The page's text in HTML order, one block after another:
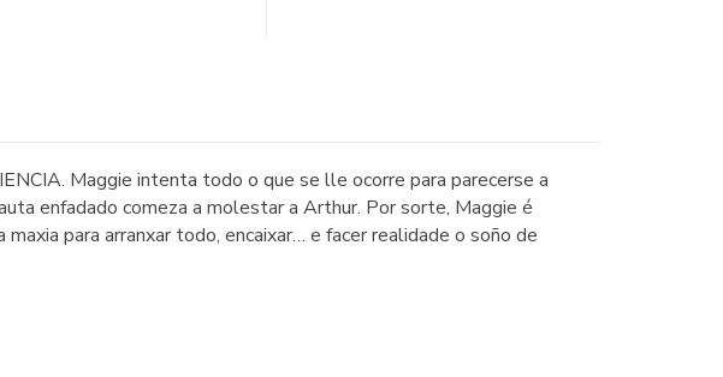
Maggie intenta todo o que se lle ocorre para parecerse a
enfadado comeza a molestar a Arthur. Por sorte, Maggie é
para arranxar todo, encaixar… e facer realidade o soño de